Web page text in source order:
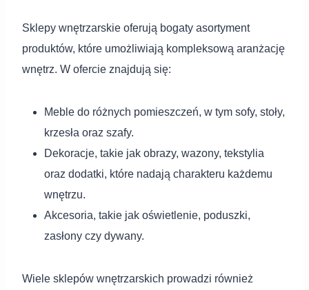
Sklepy wnętrzarskie oferują bogaty asortyment
produktów, które umożliwiają kompleksową aranżację
wnętrz. W ofercie znajdują się:
Meble do różnych pomieszczeń, w tym sofy, stoły,
krzesła oraz szafy.
Dekoracje, takie jak obrazy, wazony, tekstylia
oraz dodatki, które nadają charakteru każdemu
wnętrzu.
Akcesoria, takie jak oświetlenie, poduszki,
zasłony czy dywany.
Wiele sklepów wnętrzarskich prowadzi również